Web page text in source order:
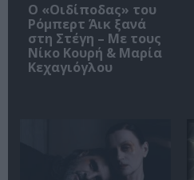
O «Οιδίποδας» του
Ρόμπερτ Άικ ξανά
στη Στέγη – Με τους
Νίκο Κουρή & Μαρία
Κεχαγιόγλου